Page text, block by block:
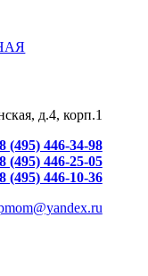
д.4, корп.1
8 (495) 446-34-98
8 (495) 446-25-05
8 (495) 446-10-36